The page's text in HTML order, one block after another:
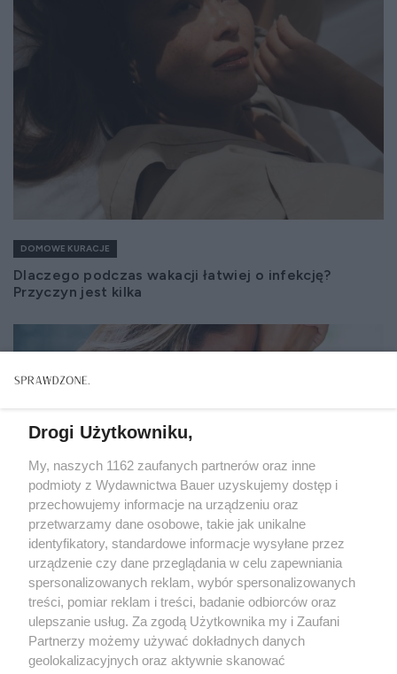
DOMOWE KURACJE
Dlaczego podczas wakacji łatwiej o infekcję?
Przyczyn jest kilka
DOMOWE KURACJE
Jak zapobiegać bólom głowy podczas upałów?
Drogi Użytkowniku,
My, naszych 1162 zaufanych partnerów oraz inne
podmioty z Wydawnictwa Bauer uzyskujemy dostęp i
przechowujemy informacje na urządzeniu oraz
przetwarzamy dane osobowe, takie jak unikalne
identyfikatory, standardowe informacje wysyłane przez
urządzenie czy dane przeglądania w celu zapewniania
spersonalizowanych reklam, wybór spersonalizowanych
treści, pomiar reklam i treści, badanie odbiorców oraz
ulepszanie usług. Za zgodą Użytkownika my i Zaufani
Partnerzy możemy używać dokładnych danych
geolokalizacyjnych oraz aktywnie skanować